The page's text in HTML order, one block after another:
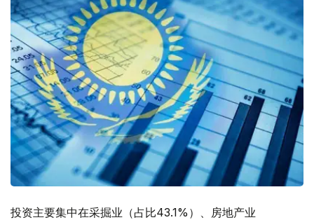
投资主要集中在采掘业（占比43.1%）、房地产业